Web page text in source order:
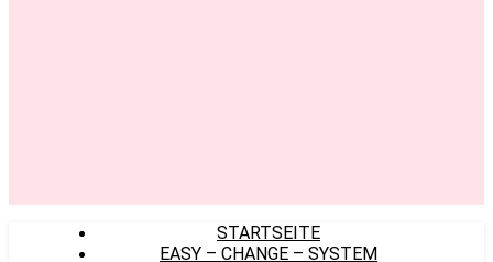
STARTSEITE
EASY – CHANGE – SYSTEM